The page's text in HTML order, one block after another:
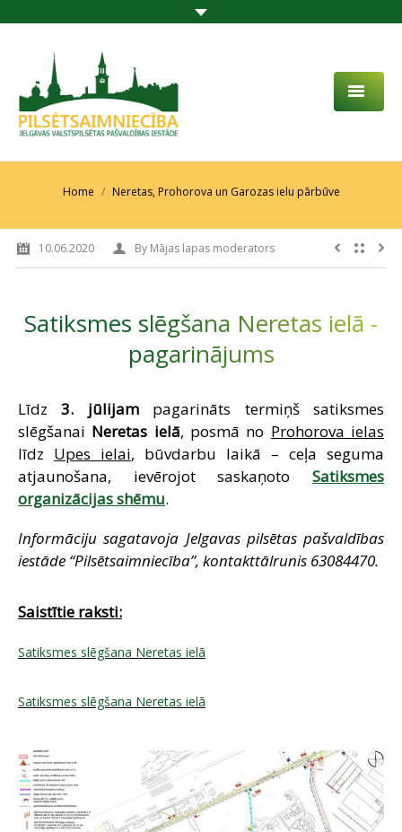
PAR MUMS
PROJEKTI
SABIEDRĪBAS LĪDZDALĪBA
SAZIŅA
You are here:
Home Neretas, Prohorova un Garozas ielu pārbūve
10.06.2020 By Mājas lapas moderators
Satiksmes slēgšana Neretas ielā -
pagarinājums
Līdz3. jūlijampagarināts termiņš satiksmes
slēgšanai Neretas ielā, posmā no Prohorova ielas
līdz Upes ielai, būvdarbu laikā – ceļa seguma
atjaunošana, ievērojot saskaņoto Satiksmes
organizācijas shēmu.
Informāciju sagatavoja Jelgavas pilsētas pašvaldības
iestāde “Pilsētsaimniecība”, kontakttālrunis 63084470.
Saistītie raksti:
Satiksmes slēgšana Neretas ielā
Satiksmes slēgšana Neretas ielā